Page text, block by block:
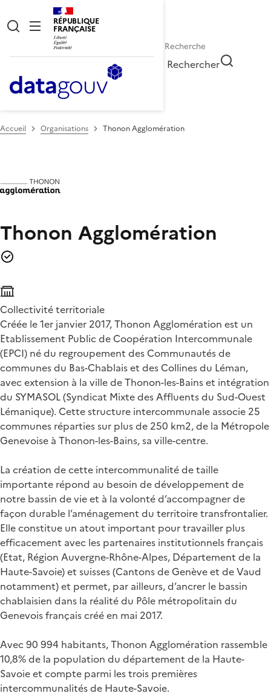
RÉPUBLIQUE
FRANÇAISE
Rechercher
Accueil Organisations Thonon Agglomération
Thonon Agglomération
Collectivité territoriale
Créée le 1er janvier 2017, Thonon Agglomération est un
Etablissement Public de Coopération Intercommunale
(EPCI) né du regroupement des Communautés de
communes du Bas-Chablais et des Collines du Léman,
avec extension à la ville de Thonon-les-Bains et intégration
du SYMASOL (Syndicat Mixte des Affluents du Sud-Ouest
Lémanique). Cette structure intercommunale associe 25
communes réparties sur plus de 250 km2, de la Métropole
Genevoise à Thonon-les-Bains, sa ville-centre.
La création de cette intercommunalité de taille
importante répond au besoin de développement de
notre bassin de vie et à la volonté d’accompagner de
façon durable l’aménagement du territoire transfrontalier.
Elle constitue un atout important pour travailler plus
efficacement avec les partenaires institutionnels français
(Etat, Région Auvergne-Rhône-Alpes, Département de la
Haute-Savoie) et suisses (Cantons de Genève et de Vaud
notamment) et permet, par ailleurs, d’ancrer le bassin
chablaisien dans la réalité du Pôle métropolitain du
Genevois français créé en mai 2017.
Avec 90 994 habitants, Thonon Agglomération rassemble
10,8% de la population du département de la Haute-
Savoie et compte parmi les trois premières
intercommunalités de Haute-Savoie.